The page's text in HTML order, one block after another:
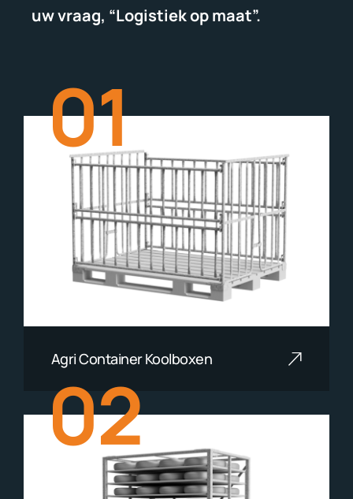
uw vraag, “Logistiek op maat”.
01
Agri Container Koolboxen
02